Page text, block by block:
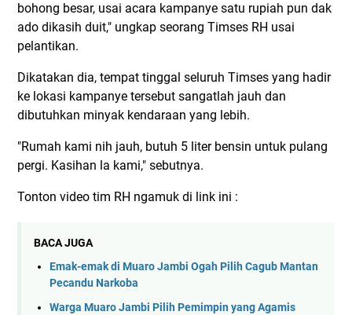
bohong besar, usai acara kampanye satu rupiah pun dak
ado dikasih duit," ungkap seorang Timses RH usai
pelantikan.
Dikatakan dia, tempat tinggal seluruh Timses yang hadir
ke lokasi kampanye tersebut sangatlah jauh dan
dibutuhkan minyak kendaraan yang lebih.
"Rumah kami nih jauh, butuh 5 liter bensin untuk pulang
pergi. Kasihan la kami," sebutnya.
Tonton video tim RH ngamuk di link ini :
BACA JUGA
Emak-emak di Muaro Jambi Ogah Pilih Cagub Mantan
Pecandu Narkoba
Warga Muaro Jambi Pilih Pemimpin yang Agamis